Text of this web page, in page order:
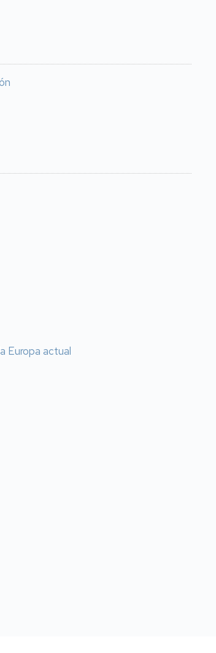
Europa actual